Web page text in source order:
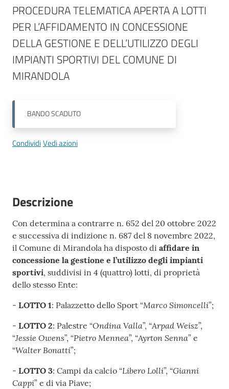
e
l
l
a
Tutti
argomenti
Seguici
PROCEDURA TELEMATICA APERTA A LOTTI
PER L’AFFIDAMENTO IN CONCESSIONE
DELLA GESTIONE E DELL’UTILIZZO DEGLI
IMPIANTI SPORTIVI DEL COMUNE DI
MIRANDOLA
BANDOSCADUTO
CondividiVedi azioni
Descrizione
Con determina a contrarre n. 652 del 20 ottobre 2022
e successiva di indizione n. 687 del 8 novembre 2022,
il Comune di Mirandola ha disposto di affidare in
concessione la gestione e l’utilizzo degli impianti
sportivi, suddivisi in 4 (quattro) lotti, di proprietà
dello stesso Ente:
- LOTTO 1: Palazzetto dello Sport “Marco Simoncelli”;
- LOTTO 2: Palestre “Ondina Valla”, “Arpad Weisz”,
“Jessie Owens”, “Pietro Mennea”, “Ayrton Senna” e
“Walter Bonatti”;
- LOTTO 3: Campi da calcio “Libero Lolli”, “Gianni
Cappi” e di via Piave;